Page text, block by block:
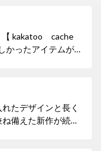
【 kakatoo cache
かったアイテムが
たデザインと長く
備えた新作が続々